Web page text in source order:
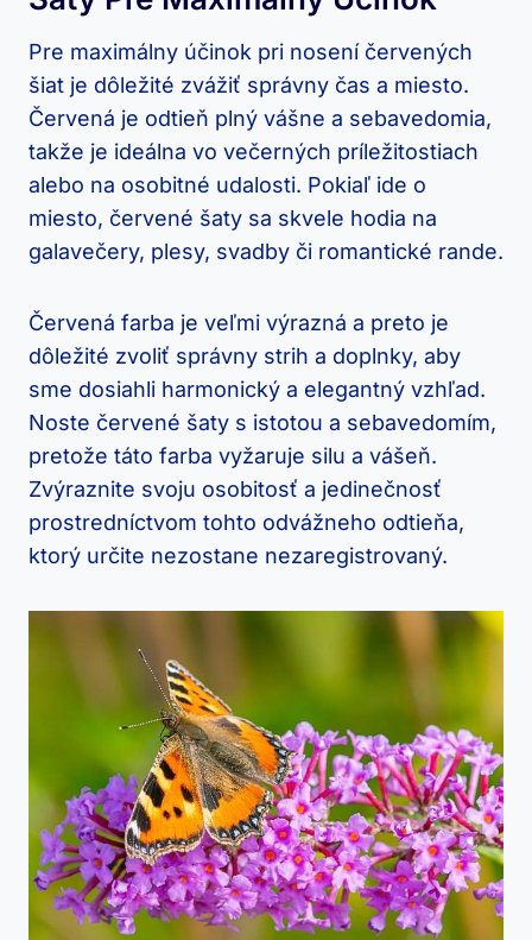
Pre maximálny účinok pri nosení červených
šiat je dôležité zvážiť‍ správny čas a miesto.
Červená je⁣ odtieň​ plný ‍vášne a⁣ sebavedomia,
takže⁤ je ideálna​ vo večerných príležitostiach
alebo​ na osobitné udalosti.⁢ Pokiaľ ide o ​
miesto, červené ‍šaty sa skvele hodia‌ na
galavečery, plesy, svadby či romantické ⁢rande.
Červená farba je veľmi výrazná a preto ⁣je‍
dôležité zvoliť správny⁤ strih a ⁢doplnky, aby
sme dosiahli harmonický a elegantný vzhľad.
Noste červené šaty s istotou a ‍sebavedomím,
pretože táto farba⁢ vyžaruje silu a vášeň.
Zvýraznite svoju‍ osobitosť a jedinečnosť
⁣prostredníctvom tohto odvážneho odtieňa,
⁣ktorý ⁣určite nezostane nezaregistrovaný.